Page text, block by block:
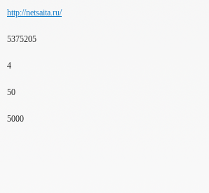
http://netsaita.ru/
5375205
4
50
5000